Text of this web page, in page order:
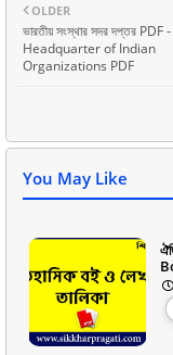
OLDER
ভারতীয় সংস্থার সদর দপ্তর PDF -
Headquarter of Indian
Organizations PDF
You May Like